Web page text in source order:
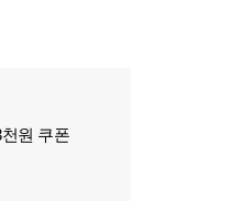
원 쿠폰